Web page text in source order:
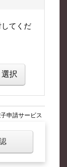
てくだ
認
申請サービス